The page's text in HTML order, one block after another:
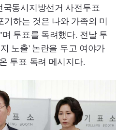
국동시지방선거 사전투표
하는 것은 나와 가족의 미
투표를 독려했다. 전날 투
노출' 논란을 두고 여야가
투표 독려 메시지다.